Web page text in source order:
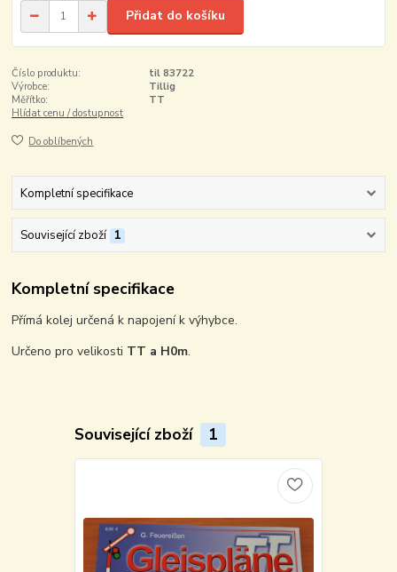
Přidat do košíku
Číslo produktu:
til 83722
Výrobce:
Tillig
Měřítko:
TT
Hlídat cenu / dostupnost
Do oblíbených
Kompletní specifikace
Související zboží 1
Kompletní specifikace
Přímá kolej určená k napojení k výhybce.
Určeno pro velikosti TT a H0m.
Související zboží 1